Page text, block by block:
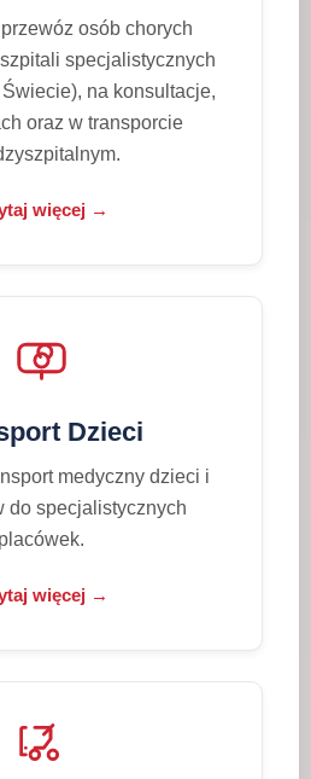
osób chorych
specjalistycznych
na konsultacje,
oraz w transporcie
więcej →
Dzieci
medyczny dzieci i
do specjalistycznych
placówek.
więcej →